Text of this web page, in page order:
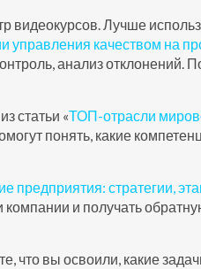
видеокурсов. Лучше
управления качеством на
анализ отклонений.
статьи «ТОП-отрасли
понять, какие
предприятия: стратегии,
компании и получать
что вы освоили, какие